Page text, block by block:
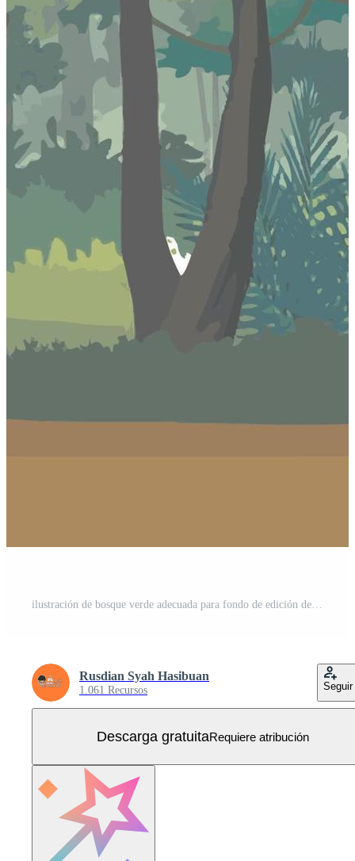
ilustración de bosque verde adecuada para fondo de edición de animación Vector Gratis
Rusdian Syah Hasibuan
1.061 Recursos Seguir
Descarga gratuitaRequiere atribución